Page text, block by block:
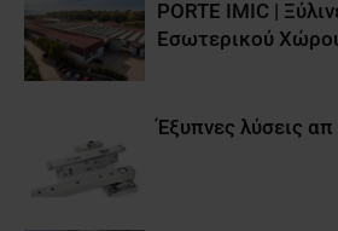
PORTE IMIC |
Εσωτερικού
Έξυπνες λύσεις